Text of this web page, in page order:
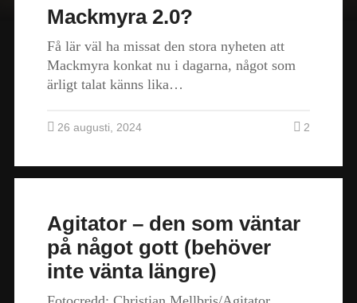
Mackmyra 2.0?
Få lär väl ha missat den stora nyheten att
Mackmyra konkat nu i dagarna, något som
ärligt talat känns lika…
26 augusti, 2024 2
Agitator – den som väntar
på något gott (behöver
inte vänta längre)